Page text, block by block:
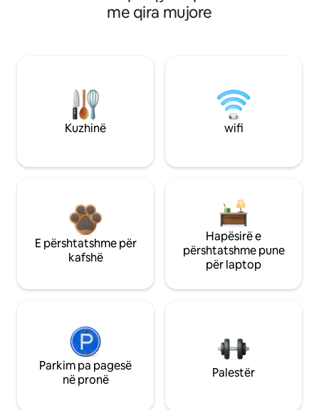
me qira mujore
Kuzhinë wifi
E përshtatshme për
kafshë
Hapësirë e
përshtatshme pune
për laptop
Parkim pa pagesë
në pronë
Palestër